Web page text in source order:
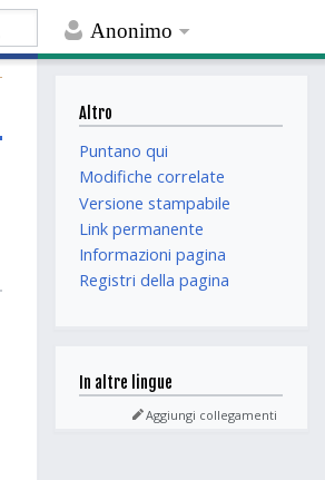
Anonimo
Altro
Puntano qui
Modifiche correlate
Versione stampabile
Link permanente
Informazioni pagina
Registri della pagina
In altre lingue
Aggiungi collegamenti